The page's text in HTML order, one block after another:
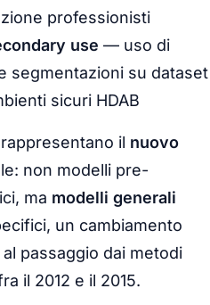
professionisti
use — uso di
segmentazioni su dataset
sicuri HDAB
il nuovo
non modelli pre-
ma modelli generali
un cambiamento
passaggio dai metodi
il 2012 e il 2015.